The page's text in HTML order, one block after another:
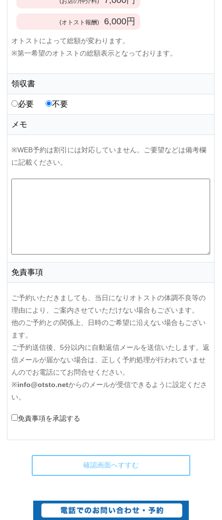
(オトスト報酬) 6,000円
オトストによって総額が変わります。
※第一希望のオトストの総額表示となっております。
領収書
必要 不要
メモ
※WEB予約は割引には対応していません。ご要望などは備考欄
に記載ください。
免責事項
ご予約いただきましても、当日になりオトストの体調不良等の
理由により、ご案内させていただけない場合もございます。
他のご予約との関係上、日時のご希望に沿えない場合もござい
ます。
ご予約送信後、5分以内に自動返信メールを送信いたします。返
信メールが届かない場合は、正しく予約処理が行われていませ
んのでお電話にてお問合せください。
※info@otsto.netからのメールが受信できるように設定くださ
い。
免責事項を承認する